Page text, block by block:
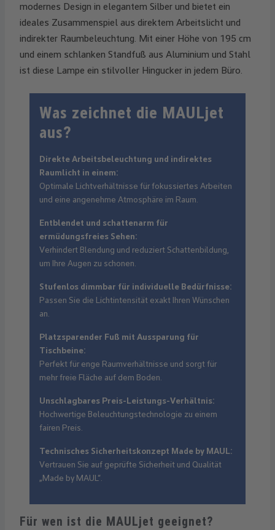
modernes Design in elegantem Silber und bietet ein
ideales Zusammenspiel aus direktem Arbeitslicht und
indirekter Raumbeleuchtung. Mit einer Höhe von 195 cm
und einem schlanken Standfuß aus Aluminium und Stahl
ist diese Lampe ein stilvoller Hingucker in jedem Büro.
Was zeichnet die MAULjet
aus?
Direkte Arbeitsbeleuchtung und indirektes
Raumlicht in einem:
Optimale Lichtverhältnisse für fokussiertes Arbeiten
und eine angenehme Atmosphäre im Raum.
Entblendet und schattenarm für
ermüdungsfreies Sehen:
Verhindert Blendung und reduziert Schattenbildung,
um Ihre Augen zu schonen.
Stufenlos dimmbar für individuelle Bedürfnisse:
Passen Sie die Lichtintensität exakt Ihren Wünschen
an.
Platzsparender Fuß mit Aussparung für
Tischbeine:
Perfekt für enge Raumverhältnisse und sorgt für
mehr freie Fläche auf dem Boden.
Unschlagbares Preis-Leistungs-Verhältnis:
Hochwertige Beleuchtungstechnologie zu einem
fairen Preis.
Technisches Sicherheitskonzept Made by MAUL:
Vertrauen Sie auf geprüfte Sicherheit und Qualität
„Made by MAUL“.
Für wen ist die MAULjet geeignet?